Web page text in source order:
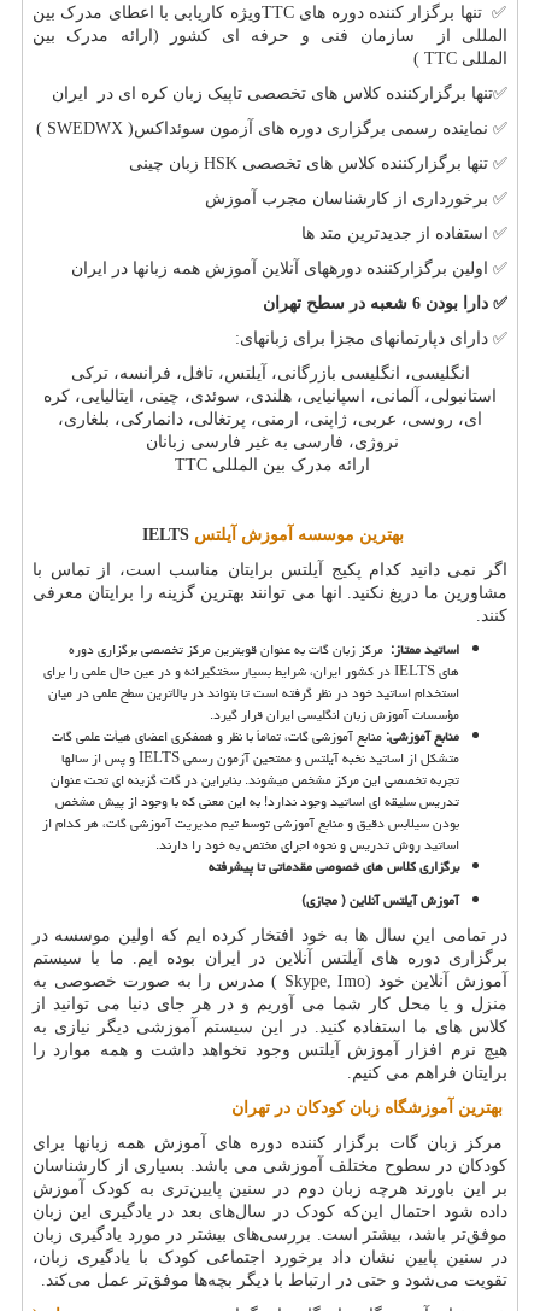
✅تنها برگزار کننده دوره های TTCویژه کاریابی با اعطای مدرک بین
المللی از سازمان فنی و حرفه ای کشور (ارائه مدرک بین
المللی TTC
)
✅تنها برگزارکننده کلاس های تخصصی تاپیک زبان کره ای در ایران
✅ نماینده رسمی برگزاری دوره های آزمون سوئداکس( SWEDWX
)
✅ تنها برگزارکننده کلاس های تخصصی HSK زبان چینی
✅ برخورداری از کارشناسان مجرب آموزش
✅ استفاده از جدیدترین متد ها
✅ اولین برگزارکننده دوره­های آنلاین آموزش همه زبانها در ایران
✅ دارا بودن 6 شعبه در سطح تهران
✅ دارای دپارتمانهای مجزا برای زبانهای:
انگلیسی، انگلیسی بازرگانی، آیلتس، تافل، فرانسه، ترکی
استانبولی، آلمانی، اسپانیایی، هلندی، سوئدی، چینی، ایتالیایی، کره
ای، روسی، عربی، ژاپنی، ارمنی، پرتغالی، دانمارکی، بلغاری،
نروژی، فارسی به غیر فارسی زبانان
ارائه مدرک بین المللی TTC
بهترین موسسه آموزش آیلتس IELTS
اگر نمی دانید کدام پکیج آیلتس برایتان مناسب است، از تماس با
مشاورین ما دریغ نکنید. انها می توانند بهترین گزینه را برایتان معرفی
کنند
اساتید ممتاز: مرکز زبان گات به عنوان قویترین مرکز تخصصی برگزاری دوره
هایIELTSدر کشور ایران، شرایط بسیار سختگیرانه و در عین حال علمی را برای
استخدام اساتید خود در نظر گرفته است تا بتواند در بالاترین سطح علمی در میان
مؤسسات آموزش زبان انگلیسی ایران قرار گیرد.
منابع آموزشی:منابع آموزشی گات، تماماً با نظر و همفکری اعضای هیأت علمی گات
متشکل از اساتید نخبه آیلتس و ممتحین آزمون رسمیIELTSو پس از سالها
تجربه تخصصی این مرکز مشخص می­شوند. بنابراین در گات گزینه ای تحت عنوان
تدریس سلیقه ای اساتید وجود ندارد! به این معنی که با وجود از پیش مشخص
بودن سیلابس دقیق و منابع آموزشی توسط تیم مدیریت آموزشی گات، هر کدام از
اساتید روش تدریس و نحوه اجرای مختص به خود را دارند.
برگزاری کلاس های خصوصی مقدماتی تا پیشرفته
آموزش آیلتس آنلاین ( مجازی(
در تمامی این سال ها به خود افتخار کرده ایم که اولین موسسه در
برگزاری دوره های آیلتس آنلاین در ایران بوده ایم. ما با سیستم
آموزش آنلاین خود ( Skype, Imo) مدرس را به صورت خصوصی به
منزل و یا محل کار شما می آوریم و در هر جای دنیا می توانید از
کلاس های ما استفاده کنید. در این سیستم آموزشی دیگر نیازی به
هیچ نرم افزار آموزش آیلتس وجود نخواهد داشت و همه موارد را
برایتان فراهم می کنیم
بهترین آموزشگاه زبان کودکان در تهران
مرکز زبان گات برگزار کننده دوره های آموزش همه زبانها برای
کودکان در سطوح مختلف آموزشی می باشد. بسیاری از کار‌شناسان
بر این باورند هرچه زبان دوم در سنین پایین‌تری به کودک آموزش
داده شود احتمال این‌که کودک در سال‌های بعد در یادگیری این زبان
موفق‌تر باشد، بیشتر است. بررسی‌های بیشتر در مورد یادگیری زبان
در سنین پایین نشان داد برخورد اجتماعی‌ کودک با یادگیری زبان،
تقویت می‌شود و حتی در ارتباط با دیگر بچه‌ها موفق‌تر عمل می‌کند.